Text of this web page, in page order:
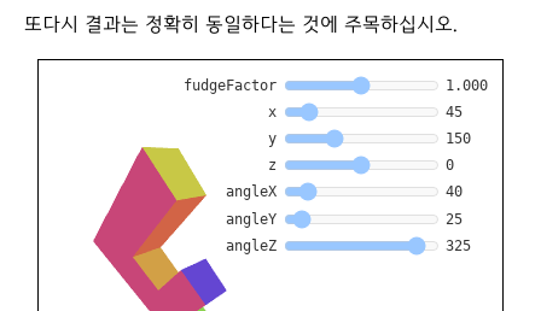
또다시 결과는 정확히 동일하다는 것에 주목하십시오.